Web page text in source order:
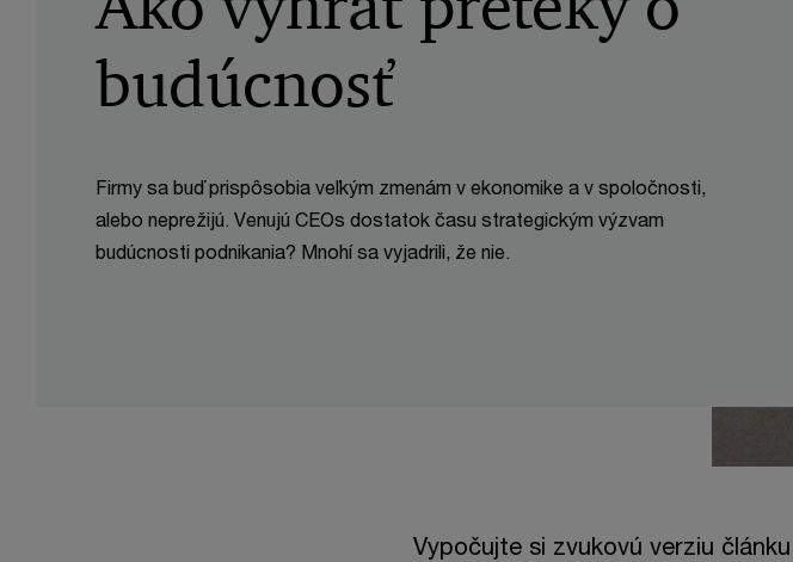
budúcnosť
Firmy sa buď prispôsobia veľkým zmenám v ekonomike a v spoločnosti,
alebo neprežijú. Venujú CEOs dostatok času strategickým výzvam
budúcnosti podnikania? Mnohí sa vyjadrili, že nie.
Vypočujte si zvukovú verziu článku